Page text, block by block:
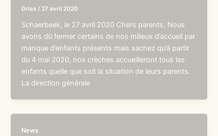
Driss / 27 avril 2020
Schaerbeek, le 27 avril 2020 Chers parents, Nous
avons dû fermer certains de nos milieux d’accueil par
manque d’enfants présents mais sachez qu’à partir
du 4 mai 2020, nos crèches accueilleront tous les
enfants quelle que soit la situation de leurs parents.
La direction générale
News